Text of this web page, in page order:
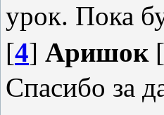
урок. Пока
[4] Аришок
Спасибо за